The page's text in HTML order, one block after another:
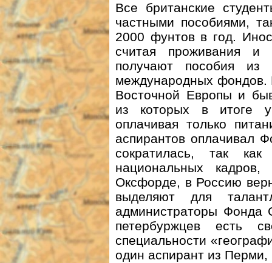
Все британские
частными пособиями,
2000 фунтов в год.
считая проживания
получают пособия из
международных фондов.
Восточной Европы и
из которых в итоге
оплачивая только
аспирантов оплачивал
сократилась, так
национальных
Оксфорде, в Россию
выделяют для
администраторы Фонда
петербуржцев есть
специальности
один аспирант из